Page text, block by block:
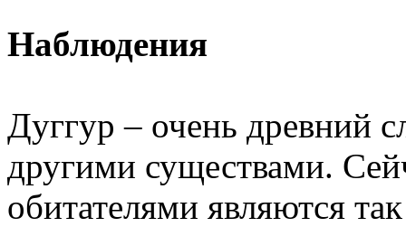
Наблюдения
Дуггур – очень древний
другими существами.
обитателями являются